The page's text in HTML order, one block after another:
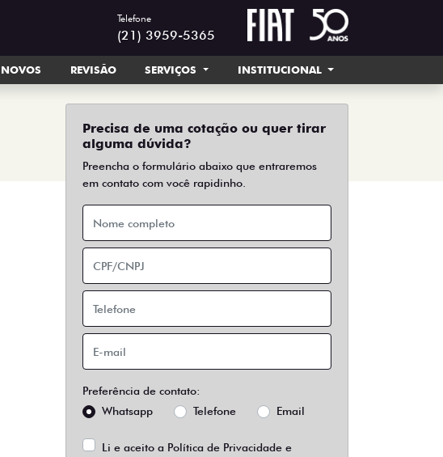
Telefone
(21) 3959-5365
REVISÃO SERVIÇOS INSTITUCIONAL
Precisa de uma cotação ou quer tirar
alguma dúvida?
Preencha o formulário abaixo que entraremos
em contato com você rapidinho.
Preferência de contato:
Whatsapp
Telefone Email
Li e aceito a Política de Privacidade e